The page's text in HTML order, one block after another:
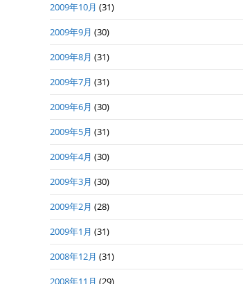
2009年10月 (31)
2009年9月 (30)
2009年8月 (31)
2009年7月 (31)
2009年6月 (30)
2009年5月 (31)
2009年4月 (30)
2009年3月 (30)
2009年2月 (28)
2009年1月 (31)
2008年12月 (31)
2008年11月 (29)